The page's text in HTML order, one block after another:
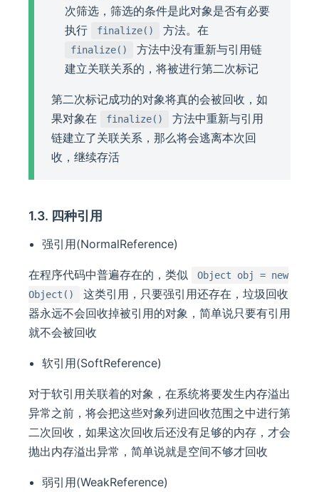
次筛选，筛选的条件是此对象是否有必要
执行
finalize() 方法。在
finalize()
方法中没有重新与引用链
建立关联关系的，将被进行第二次标记
第二次标记成功的对象将真的会被回收，如
果对象在
finalize()
方法中重新与引用
链建立了关联关系，那么将会逃离本次回
收，继续存活
1.3. 四种引用
强引用(NormalReference)
在程序代码中普遍存在的，类似
Object obj = new
Object()
这类引用，只要强引用还存在，垃圾回收
器永远不会回收掉被引用的对象，简单说只要有引用
就不会被回收
软引用(SoftReference)
对于软引用关联着的对象，在系统将要发生内存溢出
异常之前，将会把这些对象列进回收范围之中进行第
二次回收，如果这次回收后还没有足够的内存，才会
抛出内存溢出异常，简单说就是空间不够才回收
弱引用(WeakReference)